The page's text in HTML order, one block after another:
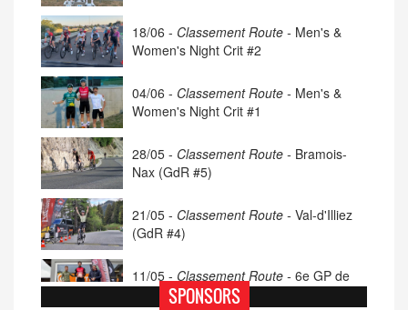
18/06 - Classement Route - Men's &
Women's Night Crit #2
04/06 - Classement Route - Men's &
Women's Night Crit #1
28/05 - Classement Route - Bramois-
Nax (GdR #5)
21/05 - Classement Route - Val-d'Illiez
(GdR #4)
11/05 - Classement Route - 6e GP de
Porsel (TdC #4)
SPONSORS